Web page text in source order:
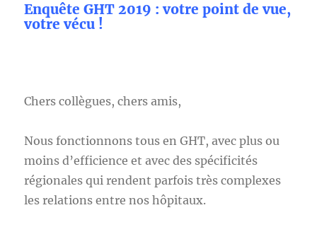
Enquête GHT 2019 : votre point de vue,
votre vécu !
Chers collègues, chers amis,
Nous fonctionnons tous en GHT, avec plus ou
moins d’efficience et avec des spécificités
régionales qui rendent parfois très complexes
les relations entre nos hôpitaux.